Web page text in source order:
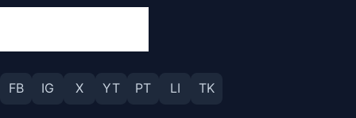
FB IG X YT PT LI TK